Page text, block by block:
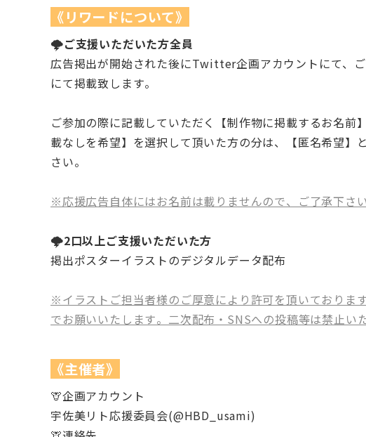
《リワードについて》
🌩️ご支援いただいた方全員
広告掲出が開始された後にTwitter企画アカウントにて、
にて掲載致します。
ご参加の際に記載していただく【制作物に掲載するお名前
載なしを希望】を選択して頂いた方の分は、【匿名希望】
さい。
※応援広告自体にはお名前は載りませんので、ご了承下さい
🌩️2口以上ご支援いただいた方
掲出ポスターイラストのデジタルデータ配布
※イラストご担当者様のご厚意により許可を頂いておりま
でお願いいたします。二次配布・SNSへの投稿等は禁止い
《主催者》
🦒企画アカウント
宇佐美リト応援委員会(@HBD_usami)